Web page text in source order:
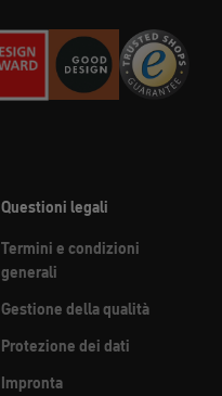
Questioni legali
Termini e condizioni
generali
Gestione della qualità
Protezione dei dati
Impronta